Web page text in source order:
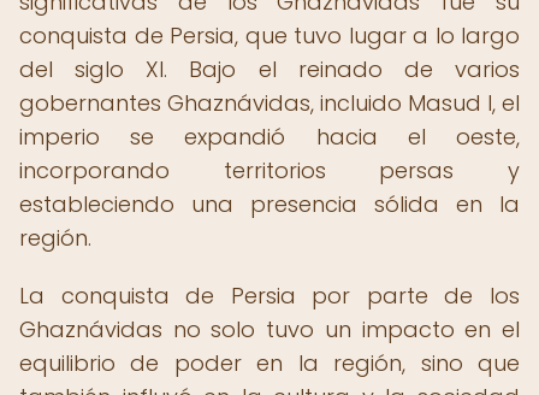
conquista de Persia, que tuvo lugar a lo largo
del siglo XI. Bajo el reinado de varios
gobernantes Ghaznávidas, incluido Masud I, el
imperio se expandió hacia el oeste,
incorporando territorios persas y
estableciendo una presencia sólida en la
región.
La conquista de Persia por parte de los
Ghaznávidas no solo tuvo un impacto en el
equilibrio de poder en la región, sino que